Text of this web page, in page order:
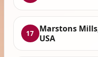
17
Marstons
USA